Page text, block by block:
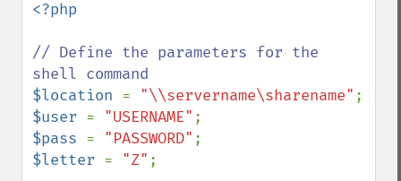
<?php
// Define the parameters for the
$location = "\\servername\sharename"
$user = "USERNAME"
$pass = "PASSWORD"
$letter = "Z" ;